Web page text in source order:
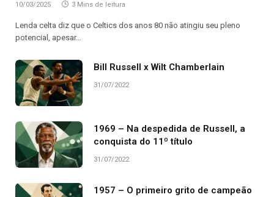
10/03/2025 3 Mins de leitura
Lenda celta diz que o Celtics dos anos 80 não atingiu seu pleno
potencial, apesar…
Bill Russell x Wilt Chamberlain
31/07/2022
1969 – Na despedida de Russell, a
conquista do 11º título
31/07/2022
1957 – O primeiro grito de campeão